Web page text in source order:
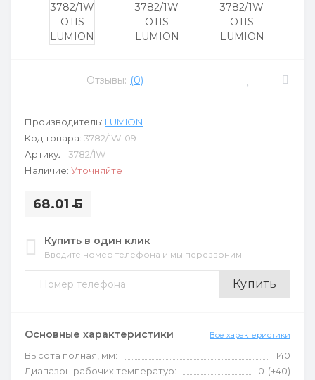
Отзывы: (0)
Производитель: LUMION
Код товара: 3782/1W-09
Артикул: 3782/1W
Наличие: Уточняйте
68.01Б
Купить в один клик
Введите номер телефона и мы перезвоним
Купить
Основные характеристики Все характеристики
Высота полная, мм:
140
Диапазон рабочих температур:
0-(+40)